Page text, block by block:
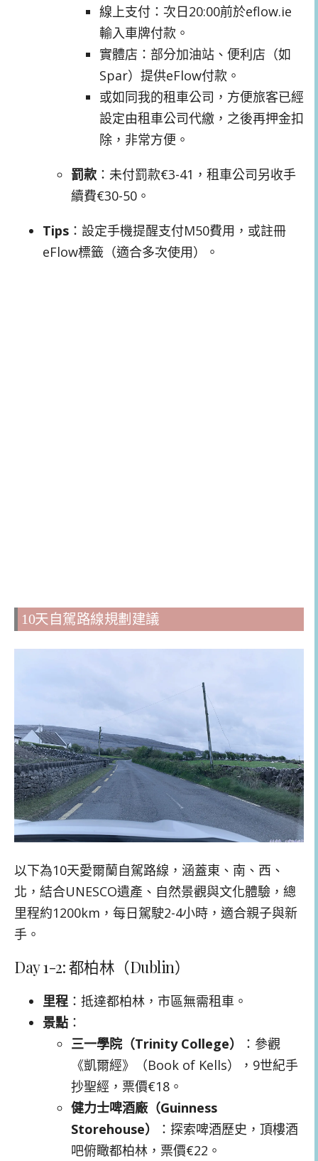
線上支付：次日20:00前於eflow.ie
輸入車牌付款。
實體店：部分加油站、便利店（如
Spar）提供eFlow付款。
或如同我的租車公司，方便旅客已經
設定由租車公司代繳，之後再押金扣
除，非常方便。
罰款 ：未付罰款€3-41，租車公司另收手
續費€30-50。
Tips ：設定手機提醒支付M50費用，或註冊
eFlow標籤（適合多次使用）。
10天自駕路線規劃建議
以下為10天愛爾蘭自駕路線，涵蓋東、南、西、
北，結合UNESCO遺產、自然景觀與文化體驗，總
里程約1200km，每日駕駛2-4小時，適合親子與新
手。
Day 1-2: 都柏林（Dublin）
里程 ：抵達都柏林，市區無需租車。
景點 ：
三一學院（Trinity College）
：參觀
《凱爾經》（Book of Kells），9世紀手
抄聖經，票價€18。
健力士啤酒廠（Guinness
Storehouse）
：探索啤酒歷史，頂樓酒
吧俯瞰都柏林，票價€22。